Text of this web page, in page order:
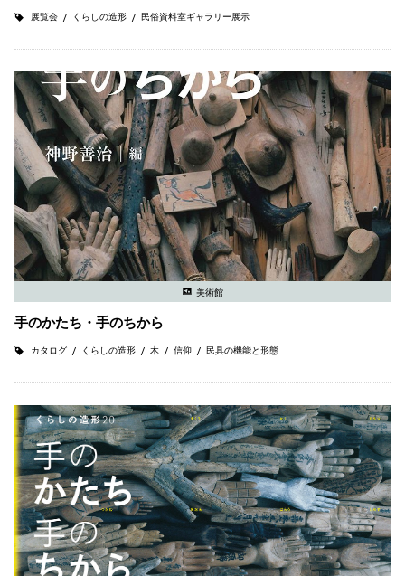
展覧会 くらしの造形 民俗資料室ギャラリー展示
美術館
手のかたち・手のちから
カタログ くらしの造形 木 信仰 民具の機能と形態